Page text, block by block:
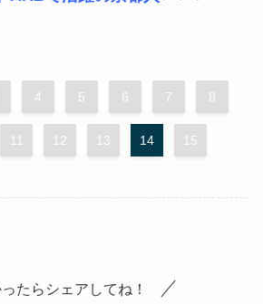
4 5 6 7 8
11 12 13 14 15
たらシェアしてね！